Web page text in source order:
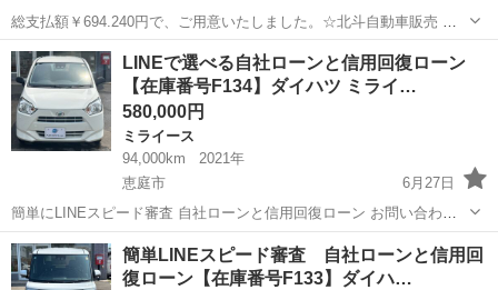
総支払額￥694.240円で、ご用意いたしました。☆北斗自動車販売 ☆
当店は軽自動車からミニバンまで幅広い車種をご用意！余計な経費を
削減し良質車を格安でご提供します：販売以外にも整備、板金、保険
などお車のことなら何でもご相...
北海道 恵庭市 恵み野駅 ハイゼット 4WD
LINEで選べる自社ローンと信用回復ローン
【在庫番号F134】ダイハツ ミライ…
580,000円
ミライース
94,000km
2021年
恵庭市
6月27日
簡単にLINEスピード審査 自社ローンと信用回復ローン お問い合わせ
お待ちしております。 スムーズにご対応いたしますので是非ご連絡お
待ちしております。 全国対応しておりますので陸送のご手配登録代
行...
北海道 恵庭市 ミライース ローン
簡単LINEスピード審査 自社ローンと信用回
復ローン【在庫番号F133】ダイハ…